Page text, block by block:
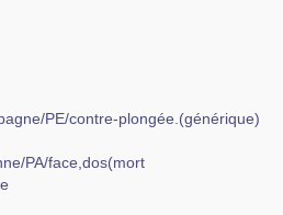
PE/contre-plongée.(générique)
PA/face,dos(mort